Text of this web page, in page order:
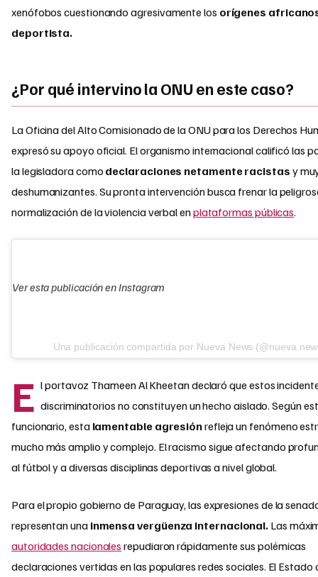
xenófobos cuestionando agresivamente los orígenes
deportista.
¿Por qué intervino la ONU en este caso?
La Oficina del Alto Comisionado de la ONU para los Derechos
expresó su apoyo oficial. El organismo internacional calificó las
la legisladora como declaraciones netamente racistas y
deshumanizantes. Su pronta intervención busca frenar la
normalización de la violencia verbal enplataformas públicas.
Ver esta publicación en Instagram
Una publicación compartida por Nueva News
E l portavoz Thameen Al Kheetan declaró que estos
discriminatorios no constituyen un hecho aislado. Según
funcionario, estalamentable agresiónrefleja un fenómeno
mucho más amplio y complejo. El racismo sigue afectando
al fútbol y a diversas disciplinas deportivas a nivel global.
Para el propio gobierno de Paraguay, las expresiones de la
representan una inmensa vergüenza internacional. Las
autoridades nacionales repudiaron rápidamente sus polémicas
declaraciones vertidas en las populares redes sociales. El Estado